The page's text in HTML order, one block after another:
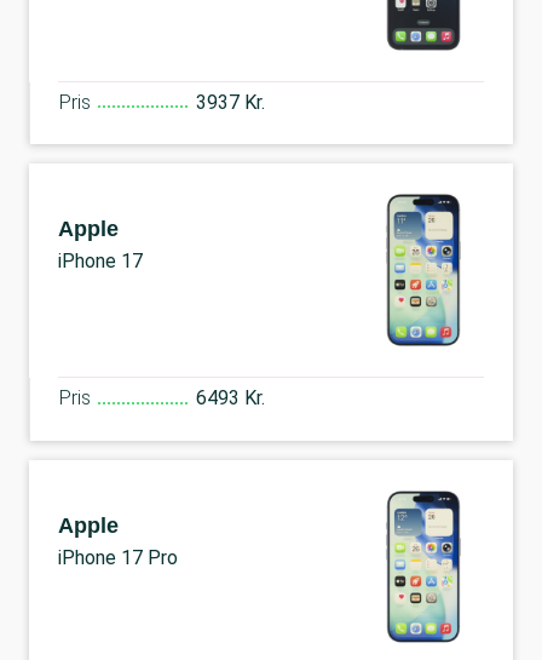
Pris 3937 Kr.
Apple
iPhone 17
Pris 6493 Kr.
Apple
iPhone 17 Pro